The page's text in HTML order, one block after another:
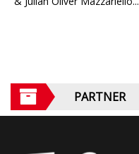
PARTNER